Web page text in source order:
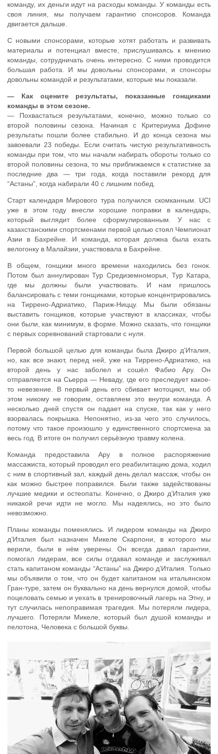
команду, их деньги идут на расходы команды. У команды есть
своя линия, мы получаем гарантию спонсоров. Команда
двигается дальше.
С новыми спонсорами, которые хотят работать и развивать
материалы и потенциал вместе, прислушиваясь к мнению
команды, сотрудничать очень интересно. С ними проводится
большая работа. И мы довольны спонсорами, и спонсоры
довольны командой и результатами, которые мы показали.
— Как оцените результаты, показанные гонщиками
команды в этом сезоне.
— Похвастаться результатами, конечно, можно только со
второй половины сезона. Начиная с Критериума Дофине
результаты пошли более стабильно. И до конца сезона мы
завоевали 23 победы. Если считать чистую результативность
команды при том, что мы начали набирать обороты только со
второй половины сезона, то мы приближаемся к статистике за
последние два — три года, когда поставили рекорд для
“Астаны”, когда набирали 40 с лишним побед.
Старт календаря Мирового тура получился скомканным. UCI
уже в этом году внесли хорошие поправки в календарь,
который выглядит более сформулированным. У нас с
казахстанскими спортсменами первой целью стоял Чемпионат
Азии в Бахрейне. И команда, которая должна была ехать
велогонку в Малайзии, участвовала в Бахрейне.
В общем, гонщики много времени находились без гонок.
Потом был аннулирован Тур Средиземноморья, Тур Катара,
где мы должны были участвовать. И нам пришлось
балансировать с теми гонщиками, которые концентрировались
на Тиррено-Адриатико, Париж-Ниццу. Мы были обязаны
выставить гонщиков, которые участвуют в классиках, чтобы
они были, как минимум, в форме. Можно сказать, что гонщики
с первых соревнований стартовали с нуля.
Первой большой целью для команды была Джиро д’Италия,
но, как все знают, перед ней, уже на Тиррено-Адриатико, на
второй день у нас заболел и сошёл Фабио Ару. Он
отправляется на Сьерра — Неваду, где его преследует какое-
то невезение. В первый день его сбивает мотоцикл, мы об
этом никому не говорим, оставляем это внутри команда. А
несколько дней спустя он падает на спуске, так как у него
взорвалась покрышка. Непонятно, из-за чего это случилось,
потому что такое произошло у единственного спортсмена за
весь год. В итоге он получил серьёзную травму колена.
Команда предоставила Ару в полное распоряжение
массажиста, который проводил его реабилитацию дома, ходил
с ним в спортивный зал, каждый день делал массаж, чтобы он
как можно быстрее поправился. Были также задействованы
лучшие медики и остеопаты. Конечно, о Джиро д’Италия уже
никакой речи идти не могло. Мы надеялись, но это было
невозможно.
Планы команды поменялись. И лидером команды на Джиро
д’Италия был назначен Микеле Скарпони, в которого мы
верили, были в нём уверены. Он всегда давал гарантии,
помогал лидерам, все силы отдавал команде и заслуживал
стать капитаном команды “Астаны” на Джиро д’Италия. Только
мы объявили о том, что он будет капитаном на итальянском
Гран-туре, затем он буквально на день вернулся домой, чтобы
поцеловать семью и уехать в тренировочный лагерь на Этну, и
тут случилась непоправимая трагедия. Мы потеряли лидера,
лучшего. Потеряли Микеле, который был душой команды и
пелотона, Человека с большой буквы.